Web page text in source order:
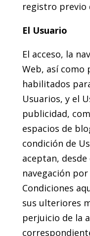
registro previo
El Usuario
El acceso, la
Web, así como
habilitados
Usuarios, y el
publicidad,
espacios de
condición de
aceptan,
navegación
Condiciones
sus ulteriores
perjuicio de la